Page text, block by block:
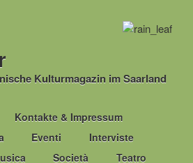
Kulturmagazin im Saarland
Kontakte & Impressum
Eventi
Interviste
Società Teatro